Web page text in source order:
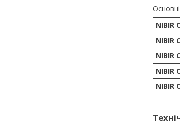
NIBIR
NIBIR
NIBIR
NIBIR
NIBIR